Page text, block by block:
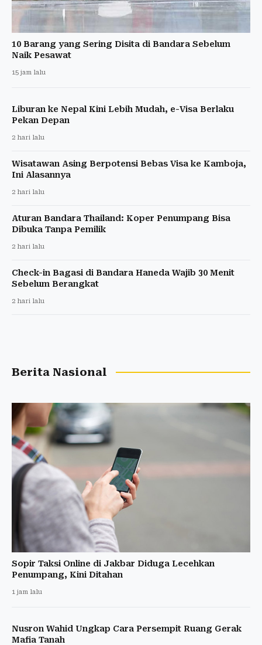
10 Barang yang Sering Disita di Bandara Sebelum
Naik Pesawat
15 jam lalu
Liburan ke Nepal Kini Lebih Mudah, e-Visa Berlaku
Pekan Depan
2 hari lalu
Wisatawan Asing Berpotensi Bebas Visa ke Kamboja,
Ini Alasannya
2 hari lalu
Aturan Bandara Thailand: Koper Penumpang Bisa
Dibuka Tanpa Pemilik
2 hari lalu
Check-in Bagasi di Bandara Haneda Wajib 30 Menit
Sebelum Berangkat
2 hari lalu
Berita Nasional
Sopir Taksi Online di Jakbar Diduga Lecehkan
Penumpang, Kini Ditahan
1 jam lalu
Nusron Wahid Ungkap Cara Persempit Ruang Gerak
Mafia Tanah